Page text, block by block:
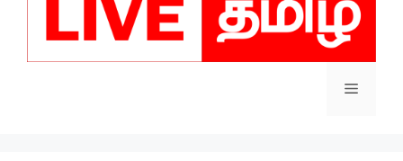
Menu